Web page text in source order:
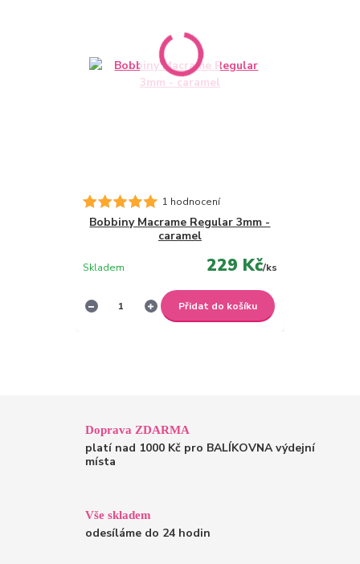
1 hodnocení
Bobbiny Macrame Regular 3mm -
caramel
229 Kč/ks
Skladem
Přidat do košíku
Doprava ZDARMA
platí nad 1000 Kč pro BALÍKOVNA výdejní
místa
Vše skladem
odesíláme do 24 hodin